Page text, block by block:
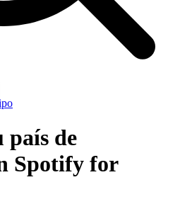
de
Spotify for